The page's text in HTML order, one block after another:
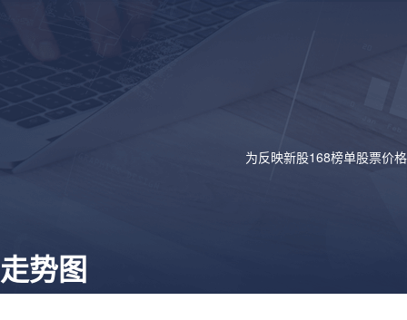
为反映新股168榜单股票价
走势图